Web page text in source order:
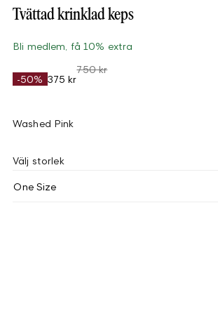
Tvättad krinklad keps
Bli medlem, få 10% extra
-50% 375 kr
750 kr
Washed Pink
Välj storlek
One Size